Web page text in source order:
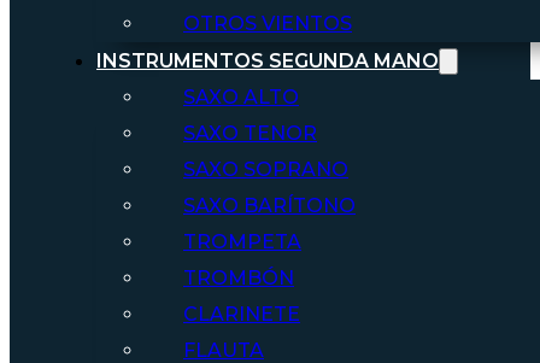
OTROS VIENTOS
INSTRUMENTOS SEGUNDA MANO
SAXO ALTO
SAXO TENOR
SAXO SOPRANO
SAXO BARÍTONO
TROMPETA
TROMBÓN
CLARINETE
FLAUTA